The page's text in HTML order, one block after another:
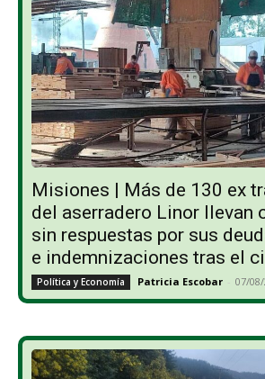
Misiones | Más de 130 ex
del aserradero Linor llevan
sin respuestas por sus
e indemnizaciones tras el
Política y Economía Patricia Escobar - 07/